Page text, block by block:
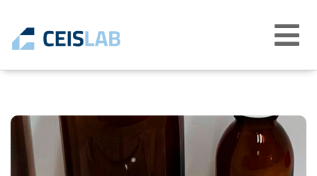
Abrir
menú